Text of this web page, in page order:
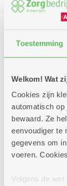
Toestemming
Welkom! Wat
Cookies zijn
automatisch op
bewaard. Ze
eenvoudiger te
gegevens om
voeren.
Volgens de
jaar te
centra voor
worden
gebeurt
soorten
van de
haar website.
tegenstelling
onze website
zie je heel
aan de
kwaliteit van